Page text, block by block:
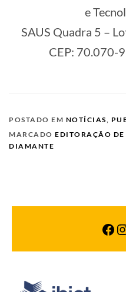
e
SAUS Quadra 5 –
CEP: 70.070-
POSTADO EM NOTÍCIAS,
MARCADO EDITORAÇÃO DE
DIAMANTE